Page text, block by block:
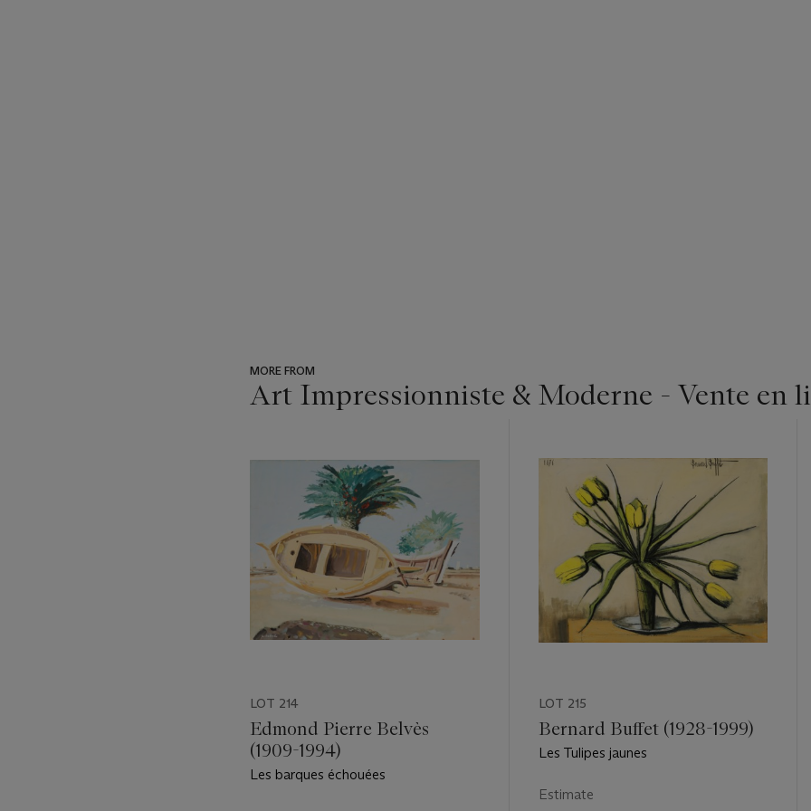
MORE FROM
Art Impressionniste & Moderne - Vente en
item_current_of_total_txt
LOT 214
Edmond Pierre Belvès
(1909-1994)
Les barques échouées
LOT 215
Bernard Buffet (1928-1999)
Les Tulipes jaunes
Estimate